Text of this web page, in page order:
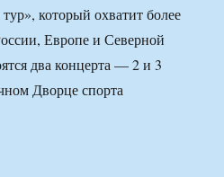
который охватит более
Европе и Северной
два концерта — 2 и 3
Дворце спорта